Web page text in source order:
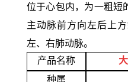
位于心包内，为一粗短
主动脉前方向左后上
左、右肺动脉。
产品名称
种属